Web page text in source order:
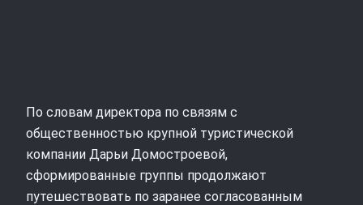
По словам директора по связям с
общественностью крупной туристической
компании Дарьи Домостроевой,
сформированные группы продолжают
путешествовать по заранее согласованным